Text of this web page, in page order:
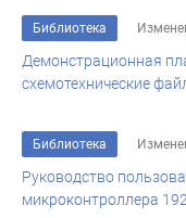
Библиотека
Демонстрационная
схемотехнические
Библиотека
Руководство
микроконтроллера